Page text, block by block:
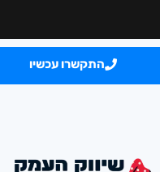
התקשרו עכשיו